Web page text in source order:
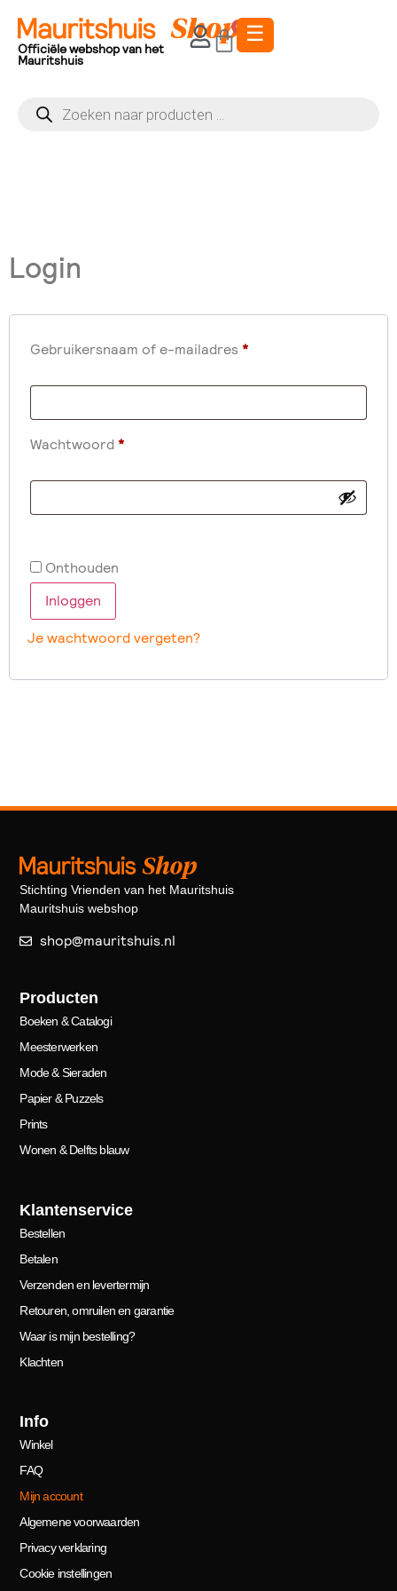
Officiële webshop van het
Mauritshuis
0 ☰
Login
Gebruikersnaam of e-mailadres*
Wachtwoord *
Onthouden
Inloggen
Je wachtwoord vergeten?
Stichting Vrienden van het Mauritshuis
Mauritshuis webshop
shop@mauritshuis.nl
Producten
Boeken & Catalogi
Meesterwerken
Mode & Sieraden
Papier & Puzzels
Prints
Wonen & Delfts blauw
Klantenservice
Bestellen
Betalen
Verzenden en levertermijn
Retouren, omruilen en garantie
Waar is mijn bestelling?
Klachten
Info
Winkel
FAQ
Mijn account
Algemene voorwaarden
Privacy verklaring
Cookie instellingen